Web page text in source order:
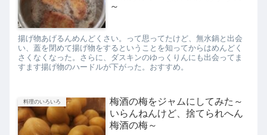
～
揚げ物あげるんめんどくさい。って思ってたけど、無水鍋と出会
い、蓋を閉めて揚げ物をするということを知ってからはめんどく
さくなくなった。さらに、ダスキンのゆっくりんにも出会ってま
すます揚げ物のハードルが下がった。おすすめ。
料理のいろいろ
梅酒の梅をジャムにしてみた～
いらんねんけど、捨てられへん
梅酒の梅～